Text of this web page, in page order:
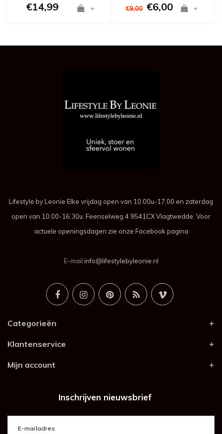
€14,99 + €9,00 €6,00 +
Lifestyle by Leonie Elke vrijdag open van 10.00u-17.00 en zaterdag
open van 10.00-16.30u. Feenselweg 4 9541CX Vlagtwedde. Voor
actuele openingsdagen zie onze Facebook pagina
E-mail info@lifestylebyleonie.nl
Categorieën
Klantenservice
Mijn account
Inschrijven nieuwsbrief